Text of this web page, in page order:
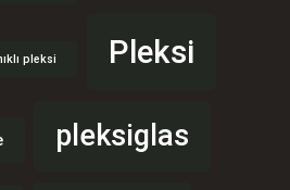
pleksi Pleksi
pleksiglas